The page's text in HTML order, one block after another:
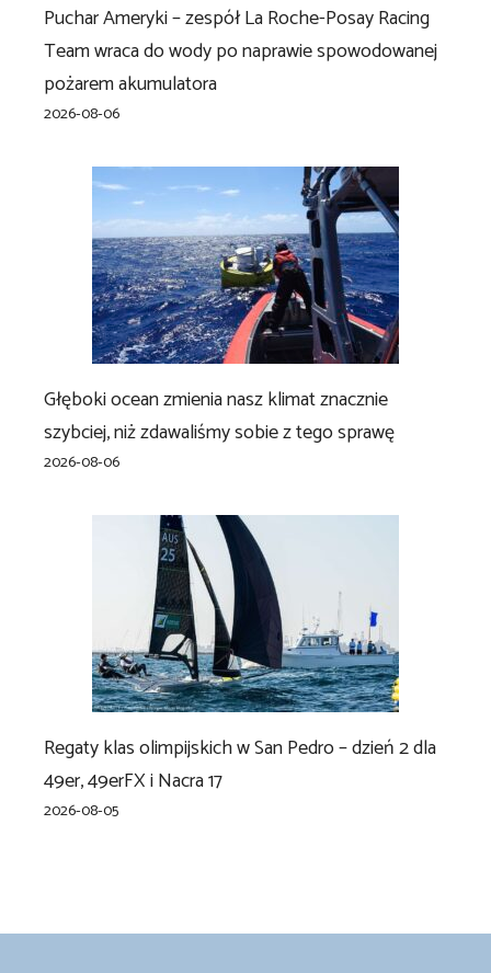
Puchar Ameryki – zespół La Roche-Posay Racing
Team wraca do wody po naprawie spowodowanej
pożarem akumulatora
2026-08-06
Głęboki ocean zmienia nasz klimat znacznie
szybciej, niż zdawaliśmy sobie z tego sprawę
2026-08-06
Regaty klas olimpijskich w San Pedro – dzień 2 dla
49er, 49erFX i Nacra 17
2026-08-05